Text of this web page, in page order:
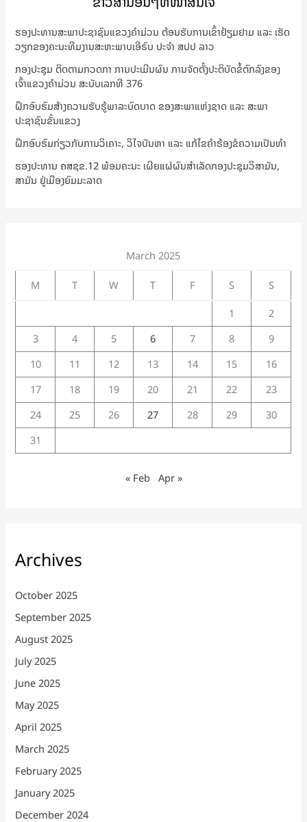
ຮອງປະທານສະພາປະຊາຊົນແຂວງຄຳມ່ວນ ຕ້ອນຮັບການເຂົ້າຢ້ຽມຢາມ ແລະ ເຮັດ
ວຽກຂອງຄະນະທີມງານສະຫະພາບເອີຣົບ ປະຈຳ ສປປ ລາວ
ກອງປະຊຸມ ຕິດຕາມກວດກາ ການປະເມີນຜົນ ການຈັດຕັ້ງປະຕິບັດຂໍ້ຕົກລົງຂອງ
ເຈົ້າແຂວງຄຳມ່ວນ ສະບັບເລກທີ 376
ຝຶກອົບຮົມສ້າງຄວາມຮັບຮູ້ພາລະບົດບາດ ຂອງສະພາແຫ່ງຊາດ ແລະ ສະພາ
ປະຊາຊົນຂັ້ນແຂວງ
ຝຶກອົບຮົມກ່ຽວກັບການວິເຄາະ, ວິໄຈບັນຫາ ແລະ ແກ້ໄຂຄຳຮ້ອງຂໍຄວາມເປັນທຳ
ຮອງປະທານ ຄສຊຂ.12 ພ້ອມຄະນະ ເຜີຍແຜ່ຜົນສຳເລັດກອງປະຊຸມວິສາມັນ,
ສາມັນ ຢູ່ເມືອງຍົມມະລາດ
March 2025
M
T W T F S
S
1
2
3
4 5 6 7 8
9
10
11 12 13 14 15
16
17
18 19 20 21 22
23
24
25 26 27 28 29
30
31
« Feb Apr »
Archives
October 2025
September 2025
August 2025
July 2025
June 2025
May 2025
April 2025
March 2025
February 2025
January 2025
December 2024